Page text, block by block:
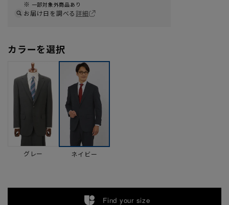
一部対象外商品あり
お届け日を調べる詳細
カラーを選択
グレー ネイビー
Find your size